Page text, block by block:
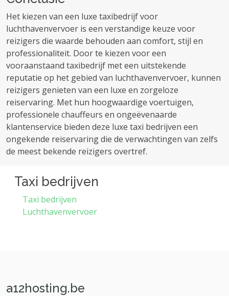
Het kiezen van een luxe taxibedrijf voor
luchthavenvervoer is een verstandige keuze voor
reizigers die waarde behouden aan comfort, stijl en
professionaliteit. Door te kiezen voor een
vooraanstaand taxibedrijf met een uitstekende
reputatie op het gebied van luchthavenvervoer, kunnen
reizigers genieten van een luxe en zorgeloze
reiservaring. Met hun hoogwaardige voertuigen,
professionele chauffeurs en ongeëvenaarde
klantenservice bieden deze luxe taxi bedrijven een
ongekende reiservaring die de verwachtingen van zelfs
de meest bekende reizigers overtref.
Taxi bedrijven
Taxi bedrijven
Luchthavenvervoer
a12hosting.be